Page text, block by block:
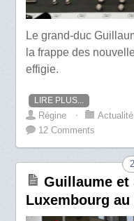
Le grand-duc
la frappe des
effigie.
LIRE PLUS...
Régine ⋅
12 Comments
Guillaume et
Luxembourg au